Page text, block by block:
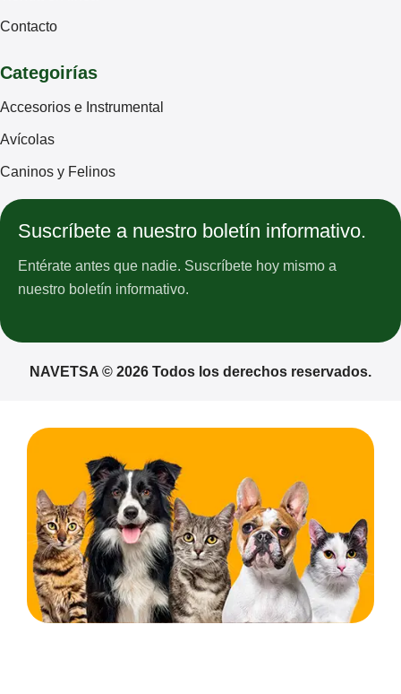
Contacto
Categoirías
Accesorios e Instrumental
Avícolas
Caninos y Felinos
Suscríbete a nuestro boletín informativo.
Entérate antes que nadie. Suscríbete hoy mismo a
nuestro boletín informativo.
NAVETSA © 2026 Todos los derechos reservados.